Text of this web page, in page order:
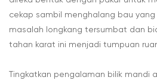
cekap sambil menghalang bau yang
masalah longkang tersumbat dan
tahan karat ini menjadi tumpuan
Tingkatkan pengalaman bilik mandi